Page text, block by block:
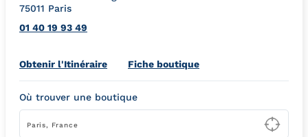
75011 Paris
01 40 19 93 49
Obtenir l'ItinéraireLink Opens in New Tab
Fiche boutique
Où trouver une boutique